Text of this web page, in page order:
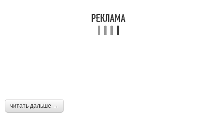
читать дальше →